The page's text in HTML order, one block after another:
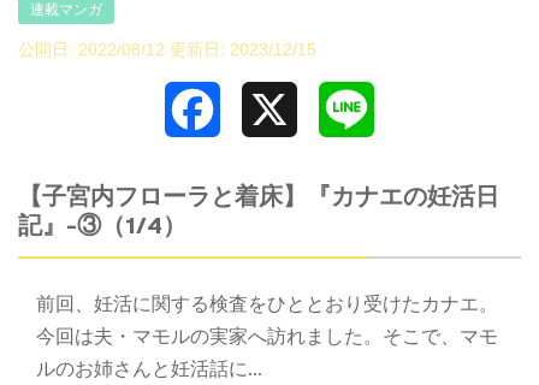
連載マンガ
公開日: 2022/08/12 更新日: 2023/12/15
Facebook
【子宮内フローラと着床】『カナエの妊活日
記』-③（1/4）
前回、妊活に関する検査をひととおり受けたカナエ。
今回は夫・マモルの実家へ訪れました。そこで、マモ
ルのお姉さんと妊活話に…